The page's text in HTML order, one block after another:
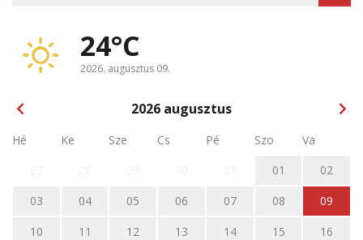
24°C
2026. augusztus 09.
2026 augusztus
Hé Ke Sze Cs Pé Szo
Va
01
02
03
04 05 06 07 08
09
10
11 12 13 14 15
16